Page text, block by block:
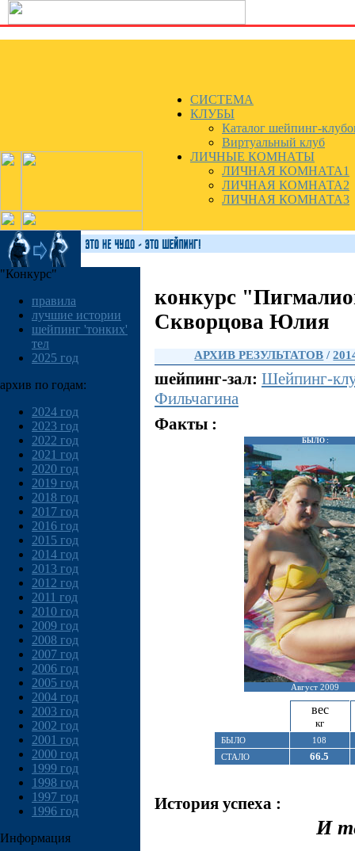
СИСТЕМА
КЛУБЫ
Каталог шейпинг-
Виртуальный клуб
ЛИЧНЫЕ КОМНАТЫ
ЛИЧНАЯ КОМНАТА1
ЛИЧНАЯ КОМНАТА2
ЛИЧНАЯ КОМНАТА3
"Конкурс"
правила
лучшие истории
шейпинг 'тонких'
тел
2025 год
архив по годам:
2024 год
2023 год
2022 год
2021 год
2020 год
2019 год
2018 год
2017 год
2016 год
2015 год
2014 год
2013 год
2012 год
2011 год
2010 год
2009 год
2008 год
2007 год
2006 год
2005 год
2004 год
2003 год
2002 год
2001 год
2000 год
1999 год
1998 год
1997 год
1996 год
Информация
конкурс
Скворцова Юлия
АРХИВ РЕЗУЛЬТАТОВ /
шейпинг-зал: Шейпинг-
Фильчагина
Факты :
БЫЛО :
Август 2009
вес
кг
БЫЛО
108
СТАЛО
66.5
История успеха :
И